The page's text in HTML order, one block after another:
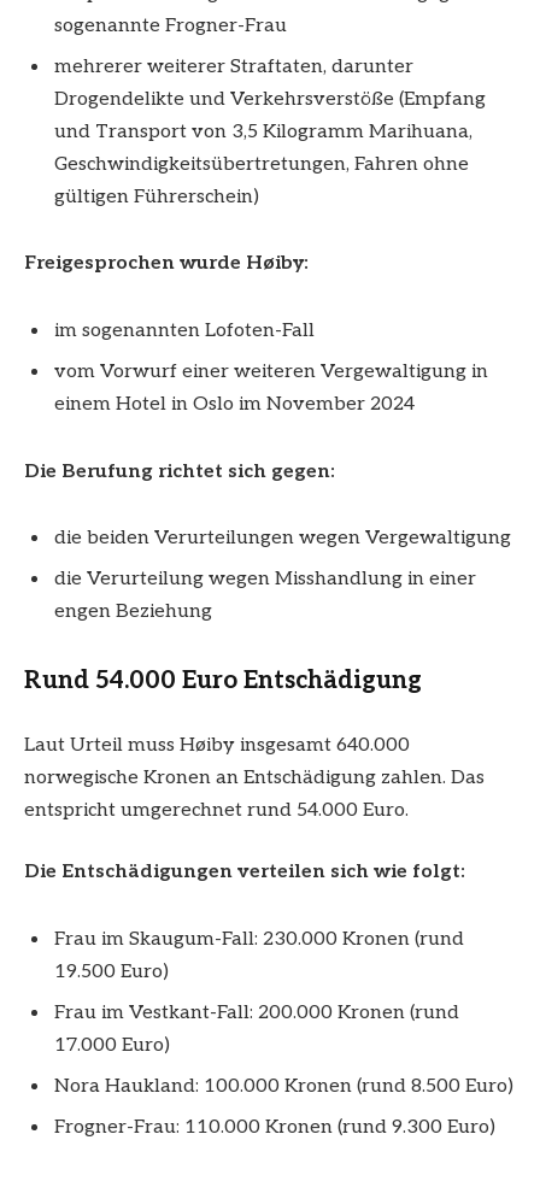
sogenannte Frogner-Frau
mehrerer weiterer Straftaten, darunter
Drogendelikte und Verkehrsverstöße (Empfang
und Transport von 3,5 Kilogramm Marihuana,
Geschwindigkeitsübertretungen, Fahren ohne
gültigen Führerschein)
Freigesprochen wurde Høiby:
im sogenannten Lofoten-Fall
vom Vorwurf einer weiteren Vergewaltigung in
einem Hotel in Oslo im November 2024
Die Berufung richtet sich gegen:
die beiden Verurteilungen wegen Vergewaltigung
die Verurteilung wegen Misshandlung in einer
engen Beziehung
Rund 54.000 Euro Entschädigung
Laut Urteil muss Høiby insgesamt 640.000
norwegische Kronen an Entschädigung zahlen. Das
entspricht umgerechnet rund 54.000 Euro.
Die Entschädigungen verteilen sich wie folgt:
Frau im Skaugum-Fall: 230.000 Kronen (rund
19.500 Euro)
Frau im Vestkant-Fall: 200.000 Kronen (rund
17.000 Euro)
Nora Haukland: 100.000 Kronen (rund 8.500 Euro)
Frogner-Frau: 110.000 Kronen (rund 9.300 Euro)